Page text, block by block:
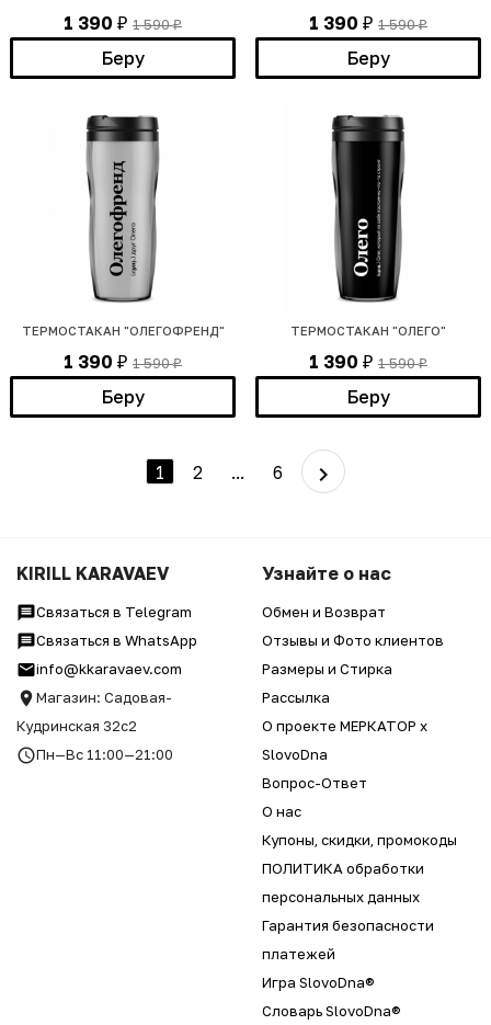
1 390 ₽ 1 590₽
Беру
1 390 ₽ 1 590₽
Беру
ТЕРМОСТАКАН "ОЛЕГОФРЕНД"
1 390 ₽ 1 590₽
Беру
ТЕРМОСТАКАН "ОЛЕГО"
1 390 ₽ 1 590₽
Беру
1 2 ... 6
KIRILL KARAVAEV
Связаться в Telegram
Связаться в WhatsApp
info@kkaravaev.com
Магазин: Садовая-
Кудринская 32с2
Пн—Вс 11:00—21:00
Узнайте о нас
Обмен и Возврат
Отзывы и Фото клиентов
Размеры и Стирка
Рассылка
О проекте МЕРКАТОР x
SlovoDna
Вопрос-Ответ
О нас
Купоны, скидки, промокоды
ПОЛИТИКА обработки
персональных данных
Гарантия безопасности
платежей
Игра SlovoDna®
Словарь SlovoDna®